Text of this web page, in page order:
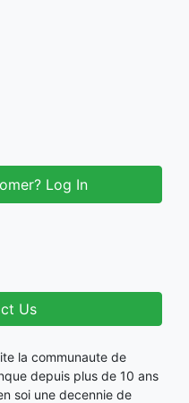
Log In
Us
la communaute de
depuis plus de 10 ans
soi une decennie de